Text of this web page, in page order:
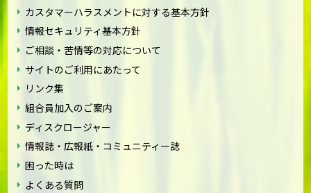
カスタマーハラスメントに対する基本方針
情報セキュリティ基本方針
ご相談・苦情等の対応について
サイトのご利用にあたって
リンク集
組合員加入のご案内
ディスクロージャー
情報誌・広報紙・コミュニティー誌
困った時は
よくある質問